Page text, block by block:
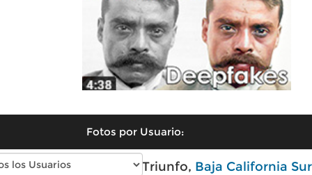
Fotos por Usuario:
Fotos modernas de El Triunfo, Baja California Sur